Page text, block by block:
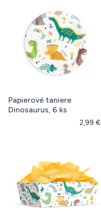
Papierové taniere
Dinosaurus, 6 ks
2,99 €